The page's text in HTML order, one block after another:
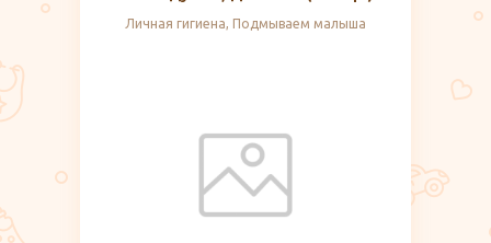
Личная гигиена, Подмываем малыша